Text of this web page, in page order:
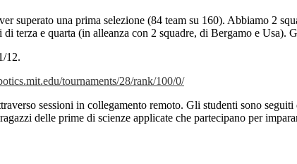
superato una prima selezione (84 team su 160). Abbiamo 2
terza e quarta (in alleanza con 2 squadre, di Bergamo e Usa).
12.
tournaments/28/rank/100/0/
sessioni in collegamento remoto. Gli studenti sono
delle prime di scienze applicate che partecipano per